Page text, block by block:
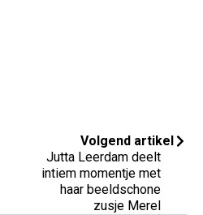
Volgend artikel
Jutta Leerdam deelt
intiem momentje met
haar beeldschone
zusje Merel